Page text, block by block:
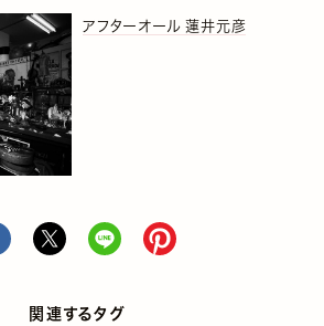
アフターオール 蓮井元彦
関連するタグ